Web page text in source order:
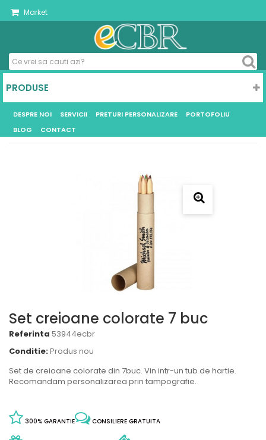
Market
PRODUSE
DESPRE NOI SERVICII PRETURI PERSONALIZARE
PORTOFOLIU
BLOG
CONTACT
Set creioane colorate 7 buc
Referinta 53944ecbr
Conditie:Produs nou
Set de creioane colorate din 7buc. Vin intr-un tub de hartie.
Recomandam personalizarea prin tampografie.
300% GARANTIE CONSILIERE GRATUITA